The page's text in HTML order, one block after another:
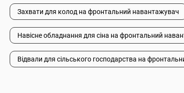
Захвати для колод на фронтальний навантажувач
Навісне обладнання для сіна на фронтальний
Відвали для сільського господарства на